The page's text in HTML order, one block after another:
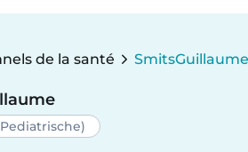
de la santé SmitsGuillaume